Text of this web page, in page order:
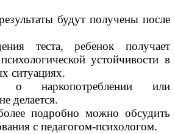
будут получены после
теста, ребенок получает
устойчивости в
ситуациях.
о наркопотреблении или
делается.
подробно можно обсудить
с педагогом-психологом.